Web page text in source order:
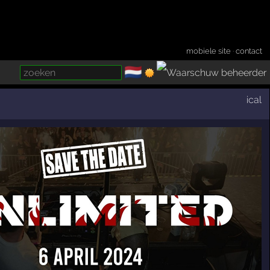
mobiele site ·contact
🇳🇱
ical